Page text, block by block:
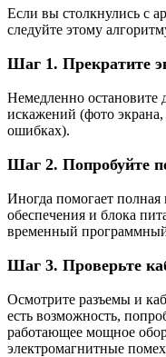
Если вы столкнулись с
следуйте этому
Шаг 1. Прекратите
Немедленно остановите
искажений (фото
ошибках).
Шаг 2. Попробуйте
Иногда помогает полная
обеспечения и блока
временный
Шаг 3. Проверьте
Осмотрите разъемы и
есть возможность,
работающее мощное
электромагнитные